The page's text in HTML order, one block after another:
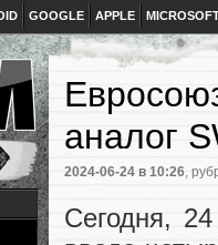
GOOGLE APPLE
аналог
2024-06-24 в 10:26,
Сегодня,